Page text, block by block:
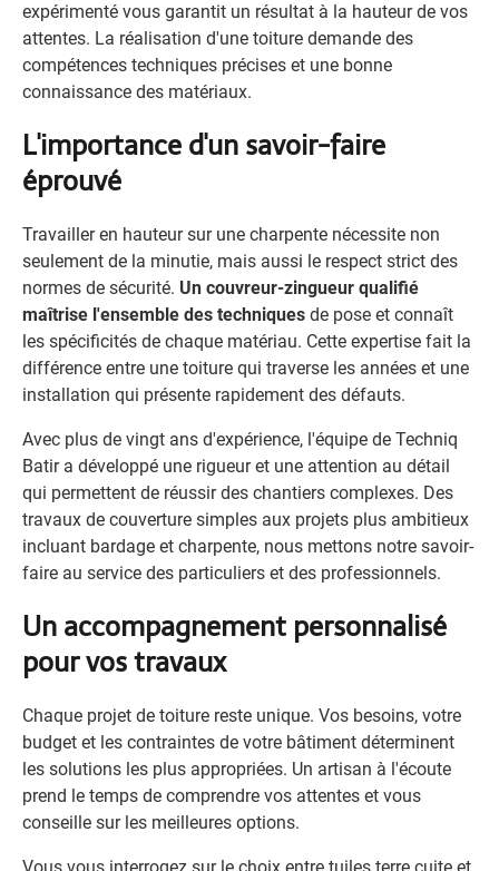
expérimenté vous garantit un résultat à la hauteur de vos
attentes. La réalisation d'une toiture demande des
compétences techniques précises et une bonne
connaissance des matériaux.
L'importance d'un savoir-faire
éprouvé
Travailler en hauteur sur une charpente nécessite non
seulement de la minutie, mais aussi le respect strict des
normes de sécurité. Un couvreur-zingueur qualifié
maîtrise l'ensemble des techniques de pose et connaît
les spécificités de chaque matériau. Cette expertise fait la
différence entre une toiture qui traverse les années et une
installation qui présente rapidement des défauts.
Avec plus de vingt ans d'expérience, l'équipe de Techniq
Batir a développé une rigueur et une attention au détail
qui permettent de réussir des chantiers complexes. Des
travaux de couverture simples aux projets plus ambitieux
incluant bardage et charpente, nous mettons notre savoir-
faire au service des particuliers et des professionnels.
Un accompagnement personnalisé
pour vos travaux
Chaque projet de toiture reste unique. Vos besoins, votre
budget et les contraintes de votre bâtiment déterminent
les solutions les plus appropriées. Un artisan à l'écoute
prend le temps de comprendre vos attentes et vous
conseille sur les meilleures options.